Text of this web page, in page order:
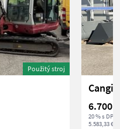
Použitý stroj
6.700 €
20 % s DPH
5.583,33 €